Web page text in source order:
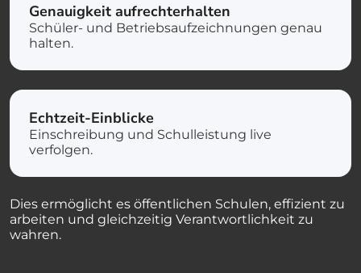
Genauigkeit aufrechterhalten
Schüler- und Betriebsaufzeichnungen genau
halten.
Echtzeit-Einblicke
Einschreibung und Schulleistung live
verfolgen.
Dies ermöglicht es öffentlichen Schulen, effizient zu
arbeiten und gleichzeitig Verantwortlichkeit zu
wahren.